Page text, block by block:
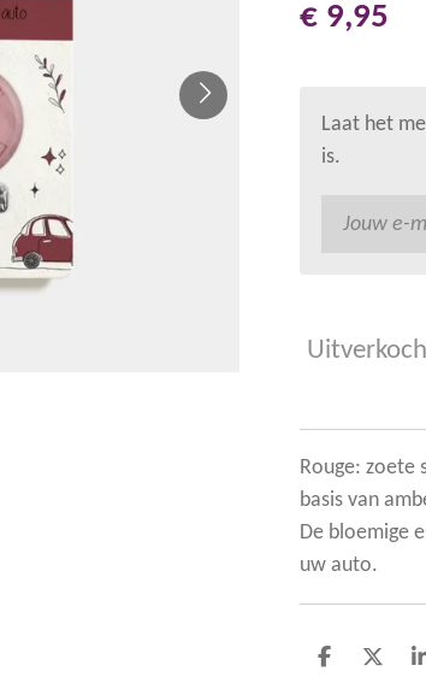
€ 9,95
Laat het
is.
Rouge: zoete
basis van
De bloemige
uw auto.
D
D